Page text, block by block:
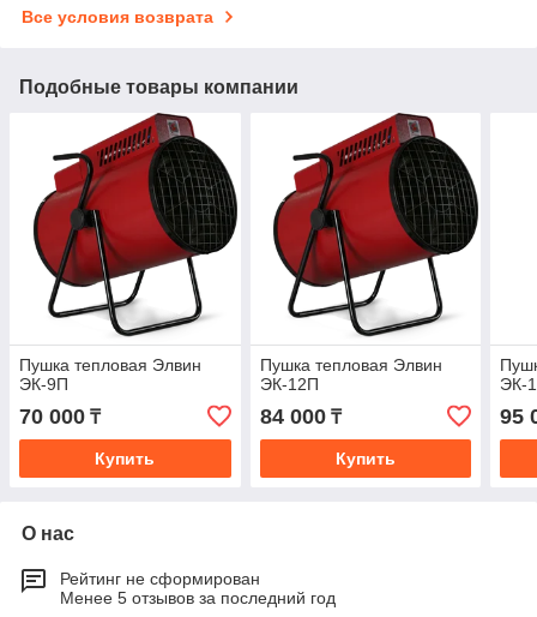
Все условия возврата
Подобные товары компании
Пушка тепловая Элвин
ЭК-9П
70 000 ₸
Купить
Пушка тепловая Элвин
ЭК-12П
84 000₸
Купить
ЭК-
95
О нас
Рейтинг не сформирован
Менее 5 отзывов за последний год